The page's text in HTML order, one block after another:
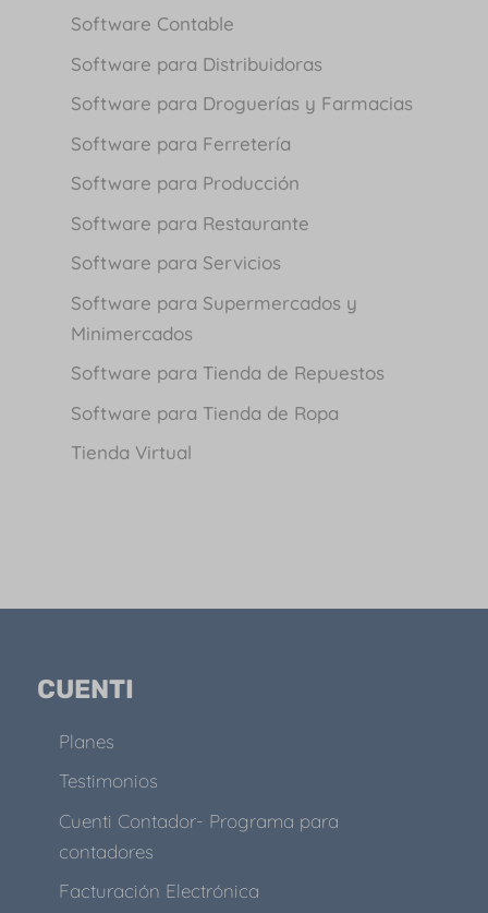
Software Contable
Software para Distribuidoras
Software para Droguerías y Farmacias
Software para Ferretería
Software para Producción
Software para Restaurante
Software para Servicios
Software para Supermercados y
Minimercados
Software para Tienda de Repuestos
Software para Tienda de Ropa
Tienda Virtual
CUENTI
Planes
Testimonios
Cuenti Contador- Programa para
contadores
Facturación Electrónica